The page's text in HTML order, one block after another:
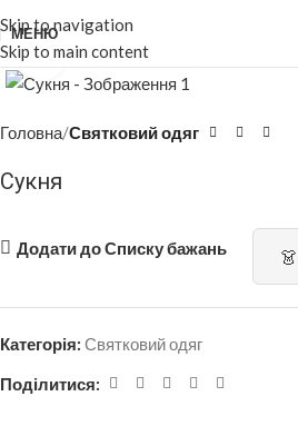
Skip to navigation
Skip to main content
МЕНЮ
Натисніть, щоб збільшити
Головна Святковий одяг
Сукня
Додати до Списку бажань 👗
Категорія: Святковий одяг
Поділитися: